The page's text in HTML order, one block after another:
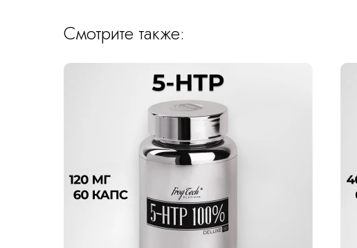
Смотрите также: